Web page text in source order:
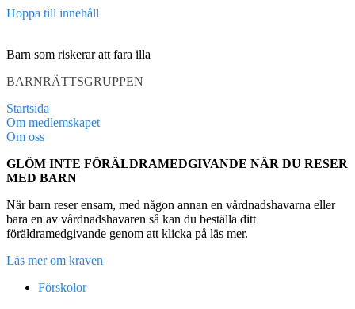
Hoppa till innehåll
Barn som riskerar att fara illa
BARNRÄTTSGRUPPEN
Startsida
Om medlemskapet
Om oss
GLÖM INTE FÖRÄLDRAMEDGIVANDE NÄR DU RESER
MED BARN
När barn reser ensam, med någon annan en vårdnadshavarna eller
bara en av vårdnadshavaren så kan du beställa ditt
föräldramedgivande genom att klicka på läs mer.
Läs mer om kraven
Förskolor